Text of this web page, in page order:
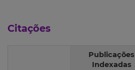
Citações
Publicações
Indexadas